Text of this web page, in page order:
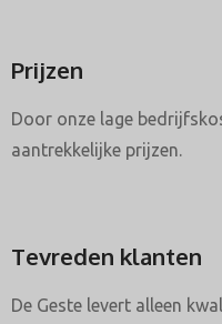
Prijzen
Door onze lage
aantrekkelijke prijzen.
Tevreden klanten
De Geste levert alleen